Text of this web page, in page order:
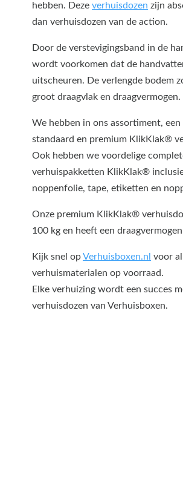
hebben. Deze verhuisdozen zijn
dan verhuisdozen van de action.
Door de verstevigingsband in de
wordt voorkomen dat de
uitscheuren. De verlengde bodem
groot draagvlak en draagvermogen.
We hebben in ons assortiment, een
standaard en premium KlikKlak®
Ook hebben we voordelige
verhuispakketten KlikKlak®
noppenfolie, tape, etiketten en
Onze premium KlikKlak®
100 kg en heeft een
Kijk snel opVerhuisboxen.nl voor
verhuismaterialen op voorraad.
Elke verhuizing wordt een succes
verhuisdozen van Verhuisboxen.